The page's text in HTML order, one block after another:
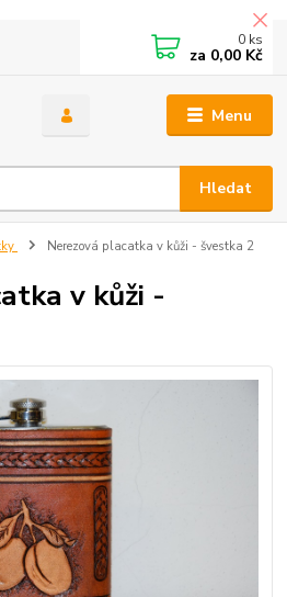
Menu
Hledat
0 ks
za 0,00 Kč
Nerezová placatka v kůži - švestka 2
v kůži -